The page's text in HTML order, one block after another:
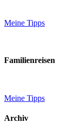
Meine Tipps
Familienreisen
Meine Tipps
Archiv